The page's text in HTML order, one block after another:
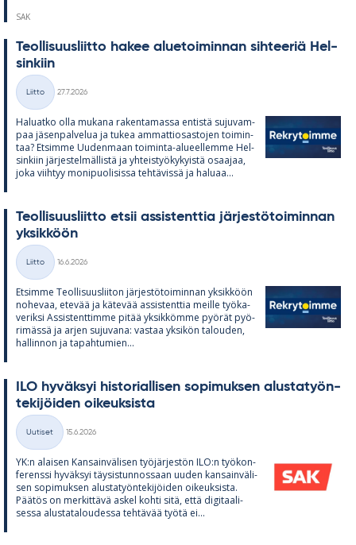
SAK
Teol­li­suus­liitto ha­kee alue­toi­min­nan sih­tee­riä Hel­
sin­kiin
Kategoriat
Liitto
27.7.2026
Ha­luatko olla mu­kana ra­ken­ta­massa en­tistä su­ju­vam­
paa jä­sen­pal­ve­lua ja tu­kea am­mat­tio­sas­to­jen toi­min­
taa? Et­simme Uu­den­maan toi­minta-alu­eel­lemme Hel­
sin­kiin jär­jes­tel­mäl­listä ja yh­teis­työ­ky­kyistä osaa­jaa,
joka viih­tyy mo­ni­puo­li­sissa teh­tä­vissä ja ha­luaa...
Teol­li­suus­liitto et­sii as­sis­tent­tia jär­jes­tö­toi­min­nan
yk­sik­köön
Kategoriat
Liitto
16.6.2026
Et­simme Teol­li­suus­lii­ton jär­jes­tö­toi­min­nan yk­sik­köön
no­he­vaa, ete­vää ja kä­te­vää as­sis­tent­tia meille työ­ka­
ve­riksi As­sis­tent­timme pi­tää yk­sik­kömme pyö­rät pyö­
ri­mässä ja ar­jen su­ju­vana: vas­taa yk­si­kön ta­lou­den,
hal­lin­non ja ta­pah­tu­mien...
ILO hy­väk­syi his­to­rial­li­sen so­pi­muk­sen alus­ta­työn­
te­ki­jöi­den oi­keuk­sista
Kategoriat
Uutiset
15.6.2026
YK:n alai­sen Kan­sain­vä­li­sen työ­jär­jes­tön ILO:n työ­kon­
fe­renssi hy­väk­syi täy­sis­tun­nos­saan uu­den kan­sain­vä­li­
sen so­pi­muk­sen alus­ta­työn­te­ki­jöi­den oi­keuk­sista.
Pää­tös on mer­kit­tävä as­kel kohti sitä, että di­gi­taa­li­
sessa alus­ta­ta­lou­dessa teh­tä­vää työtä ei...